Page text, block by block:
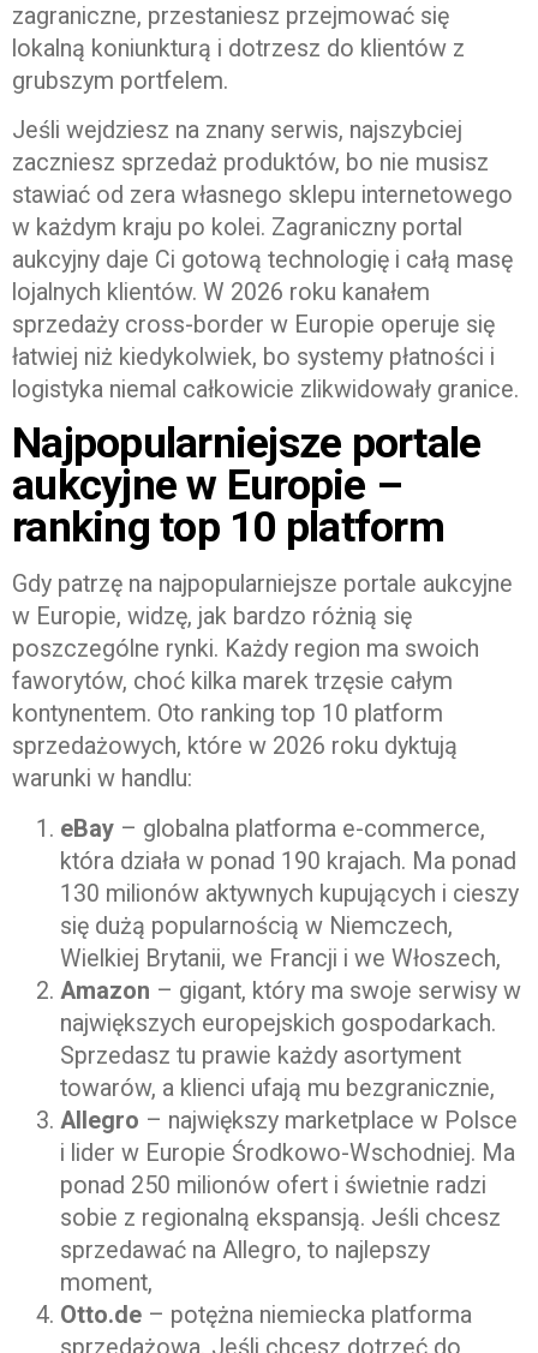
zagraniczne, przestaniesz przejmować się
lokalną koniunkturą i dotrzesz do klientów z
grubszym portfelem.
Jeśli wejdziesz na znany serwis, najszybciej
zaczniesz sprzedaż produktów, bo nie musisz
stawiać od zera własnego sklepu internetowego
w każdym kraju po kolei. Zagraniczny portal
aukcyjny daje Ci gotową technologię i całą masę
lojalnych klientów. W 2026 roku kanałem
sprzedaży cross-border w Europie operuje się
łatwiej niż kiedykolwiek, bo systemy płatności i
logistyka niemal całkowicie zlikwidowały granice.
Najpopularniejsze portale
aukcyjne w Europie –
ranking top 10 platform
Gdy patrzę na najpopularniejsze portale aukcyjne
w Europie, widzę, jak bardzo różnią się
poszczególne rynki. Każdy region ma swoich
faworytów, choć kilka marek trzęsie całym
kontynentem. Oto ranking top 10 platform
sprzedażowych, które w 2026 roku dyktują
warunki w handlu:
eBay – globalna platforma e-commerce,
która działa w ponad 190 krajach. Ma ponad
130 milionów aktywnych kupujących i cieszy
się dużą popularnością w Niemczech,
Wielkiej Brytanii, we Francji i we Włoszech,
Amazon – gigant, który ma swoje serwisy w
największych europejskich gospodarkach.
Sprzedasz tu prawie każdy asortyment
towarów, a klienci ufają mu bezgranicznie,
Allegro – największy marketplace w Polsce
i lider w Europie Środkowo-Wschodniej. Ma
ponad 250 milionów ofert i świetnie radzi
sobie z regionalną ekspansją. Jeśli chcesz
sprzedawać na Allegro, to najlepszy
moment,
Otto.de – potężna niemiecka platforma
sprzedażowa. Jeśli chcesz dotrzeć do